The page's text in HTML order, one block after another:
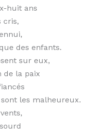
huit ans
cris,
des enfants.
sur eux,
de la paix
les malheureux.